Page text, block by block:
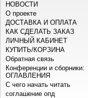
НОВОСТИ
О проекте
ДОСТАВКА И ОПЛАТА
КАК СДЕЛАТЬ ЗАКАЗ
ЛИЧНЫЙ КАБИНЕТ
КУПИТЬ/КОРЗИНА
Обратная связь
Конференции и сборники:
ОГЛАВЛЕНИЯ
С чего начать читать
соглашение опд